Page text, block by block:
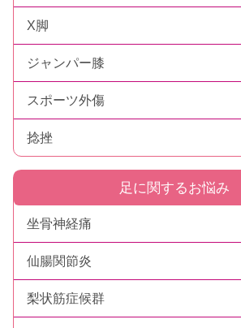
X脚
ジャンパー膝
スポーツ外傷
捻挫
足に関するお悩み
坐骨神経痛
仙腸関節炎
梨状筋症候群